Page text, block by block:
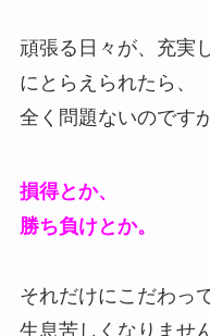
頑張る日々が、充実
にとらえられたら、
全く問題ないのですが
損得とか、
勝ち負けとか。
それだけにこだわっ
生息苦しくなりませ